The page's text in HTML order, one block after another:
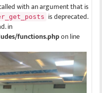
with an argument that is
is deprecated.
in
functions.phpon line